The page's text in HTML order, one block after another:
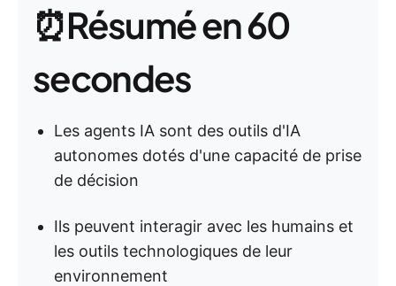
⏰Résumé en 60
secondes
Les agents IA sont des outils d'IA
autonomes dotés d'une capacité de prise
de décision
Ils peuvent interagir avec les humains et
les outils technologiques de leur
environnement